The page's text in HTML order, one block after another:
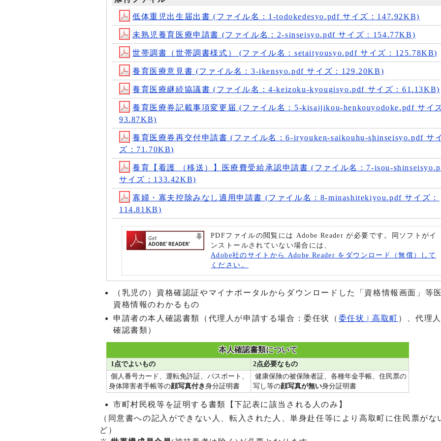
低体重児出生届出書 (ファイル名：1-todokedesyo.pdf サイズ：147.92KB)
未熟児養育医療申請書 (ファイル名：2-sinseisyo.pdf サイズ：154.77KB)
世帯調書（世帯調書様式） (ファイル名：setaityousyo.pdf サイズ：125.78KB)
養育医療意見書 (ファイル名：3-ikensyo.pdf サイズ：129.20KB)
養育医療継続協議書 (ファイル名：4-keizoku-kyougisyo.pdf サイズ：61.13KB)
養育医療券記載事項変更届 (ファイル名：5-kisaijikou-henkouyodoke.pdf サイズ
93.87KB)
養育医療券再交付申請書 (ファイル名：6-iryouken-saikouhu-shinseisyo.pdf サイ
ズ：71.70KB)
養育【看護 （移送）】医療費受給承認申請書 (ファイル名：7-isou-
サイズ：133.42KB)
寡婦・寡夫控除みなし適用申請書 (ファイル名：8-minashitekiyou.pdf サイズ：
114.81KB)
PDFファイルの閲覧には Adobe Reader が必要です。同ソフトがイ
ンストールされていない場合には、
Adobe社のサイトから Adobe Reader をダウンロード（無償）して
ください。
（乳児の）資格確認証やマイナポータルからダウンロードした「資格情報画面」等
資格情報のわかるもの
申請者の本人確認書類（代理人が申請する場合：委任状（ 委任状 | 高取町 ）、代理
確認書類）
本人確認書類について
1点でよいもの
2点必要なもの
個人番号カード、運転免許証、パスポート、
身体障害者手帳等の顔写真付き身分証明書
健康保険の被保険者証、各種年金手帳、住民票の
写し等の顔写真が無い身分証明書
市町村民税等を証明する書類【下記表に該当される人のみ】
（同意書への記入ができない人、転入された人、単身赴任等により高取町に住民票がな
ど）